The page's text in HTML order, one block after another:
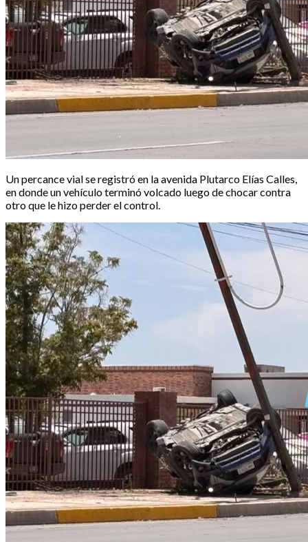
Un percance vial se registró en la avenida Plutarco Elías Calles,
en donde un vehículo terminó volcado luego de chocar contra
otro que le hizo perder el control.